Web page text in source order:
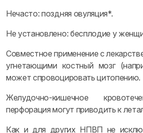
Нечасто: поздняя овуляция*.
Не установлено: бесплодие у
Совместное применение с
угнетающими костный мозг
может спровоцировать цитопению.
Желудочно-кишечное
перфорация могут приводить к
Как и для других НПВП не